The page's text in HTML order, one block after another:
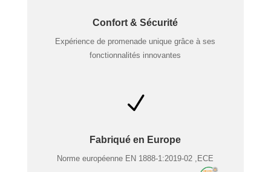
Confort & Sécurité
Expérience de promenade unique grâce à ses
fonctionnalités innovantes
N
Fabriqué en Europe
Norme européenne EN 1888-1:2019-02 ,ECE